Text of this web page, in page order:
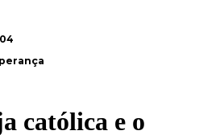
católica e o